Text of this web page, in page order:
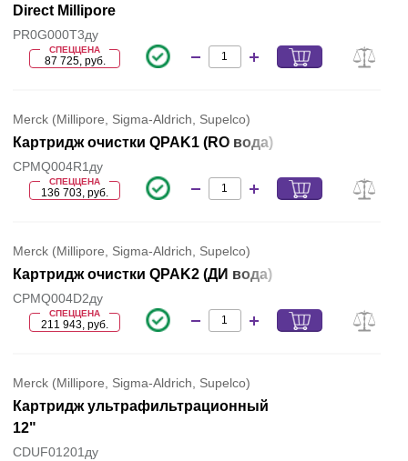
Direct Millipore
PR0G000T3ду
СПЕЦЦЕНА
87 725, руб.
Merck (Millipore, Sigma-Aldrich, Supelco)
Картридж очистки QPAK1 (RO вода)
CPMQ004R1ду
СПЕЦЦЕНА
136 703, руб.
Merck (Millipore, Sigma-Aldrich, Supelco)
Картридж очистки QPAK2 (ДИ вода)
CPMQ004D2ду
СПЕЦЦЕНА
211 943, руб.
Merck (Millipore, Sigma-Aldrich, Supelco)
Картридж ультрафильтрационный
12"
CDUF01201ду